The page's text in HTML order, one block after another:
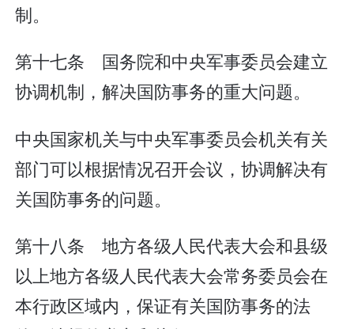
制。
第十七条 国务院和中央军事委员会建立
协调机制，解决国防事务的重大问题。
中央国家机关与中央军事委员会机关有关
部门可以根据情况召开会议，协调解决有
关国防事务的问题。
第十八条 地方各级人民代表大会和县级
以上地方各级人民代表大会常务委员会在
本行政区域内，保证有关国防事务的法